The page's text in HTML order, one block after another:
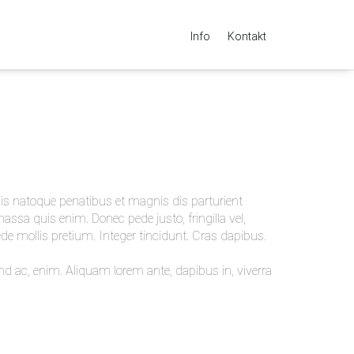
Info Kontakt
natoque penatibus et magnis dis parturient
quis enim. Donec pede justo, fringilla vel,
mollis pretium. Integer tincidunt. Cras dapibus.
ac, enim. Aliquam lorem ante, dapibus in, viverra